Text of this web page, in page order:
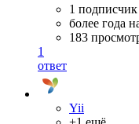
1 подписчик
более года
183
1
ответ
Yii